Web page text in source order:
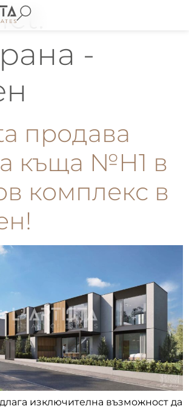
-
продава
къща №Н1 в
комплекс в
изключителна възможност да